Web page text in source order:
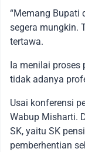
“Memang Bupati
segera mungkin.
tertawa.
Ia menilai proses
tidak adanya
Usai konferensi
Wabup Misharti.
SK, yaitu SK
pemberhentian